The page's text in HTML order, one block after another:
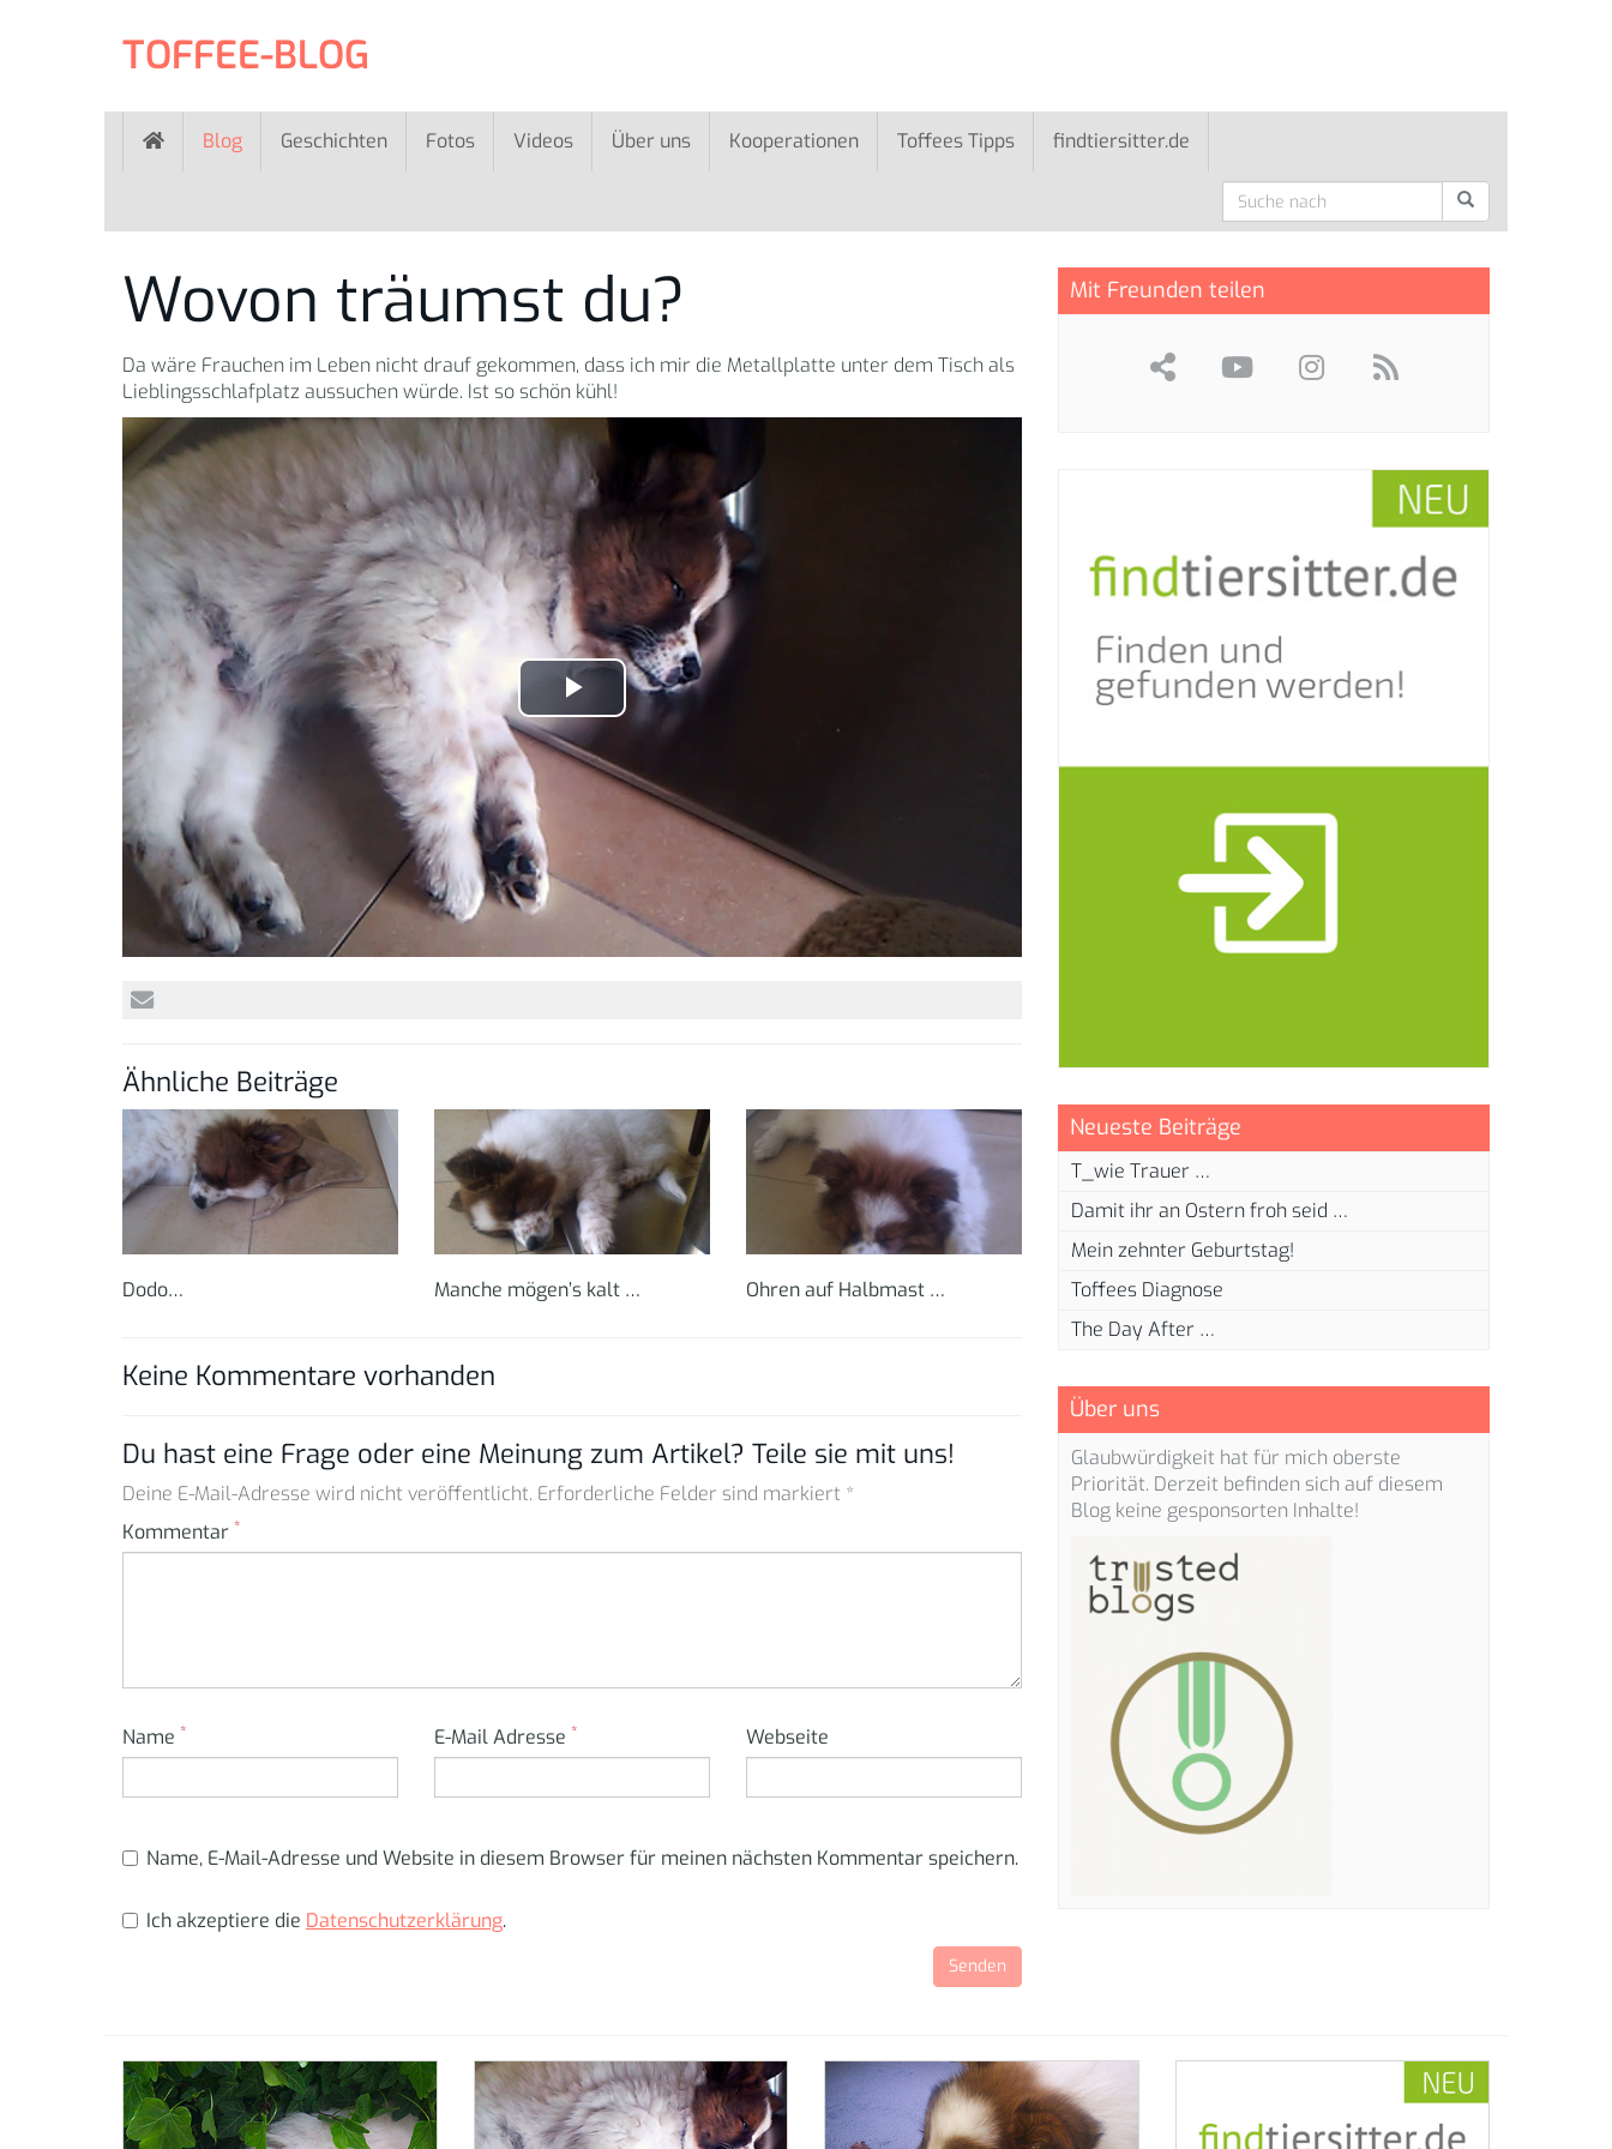
TOFFEE-BLOG
Blog Geschichten Fotos Videos Über uns Kooperationen Toffees Tipps findtiersitter.de
Wovon träumst du?
Da wäre Frauchen im Leben nicht drauf gekommen, dass ich mir die Metallplatte unter dem Tisch als
Lieblingsschlafplatz aussuchen würde. Ist so schön kühl!
Play
Video
Ähnliche Beiträge
Dodo… Manche mögen’s kalt … Ohren auf Halbmast …
Keine Kommentare vorhanden
Du hast eine Frage oder eine Meinung zum Artikel? Teile sie mit uns!
Deine E-Mail-Adresse wird nicht veröffentlicht. Erforderliche Felder sind markiert *
Kommentar *
Name * E-Mail Adresse * Webseite
Name, E-Mail-Adresse und Website in diesem Browser für meinen nächsten Kommentar speichern.
Ich akzeptiere die Datenschutzerklärung.
Mit Freunden teilen
Neueste Beiträge
T_wie Trauer …
Damit ihr an Ostern froh seid …
Mein zehnter Geburtstag!
Toffees Diagnose
The Day After …
Über uns
Glaubwürdigkeit hat für mich oberste
Priorität. Derzeit befinden sich auf diesem
Blog keine gesponsorten Inhalte!